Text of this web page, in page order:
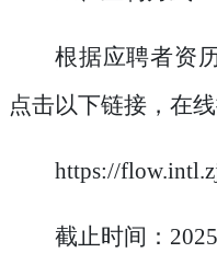
根据应聘者资
点击以下链接，在
https://
截止时间：